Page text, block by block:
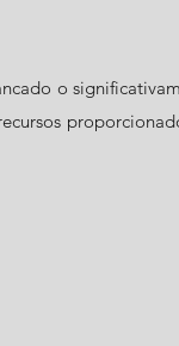
o